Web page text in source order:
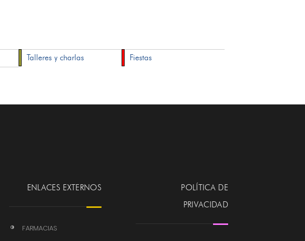
Talleres y charlas
Fiestas
ENLACES EXTERNOS
FARMACIAS
POLÍTICA DE
PRIVACIDAD